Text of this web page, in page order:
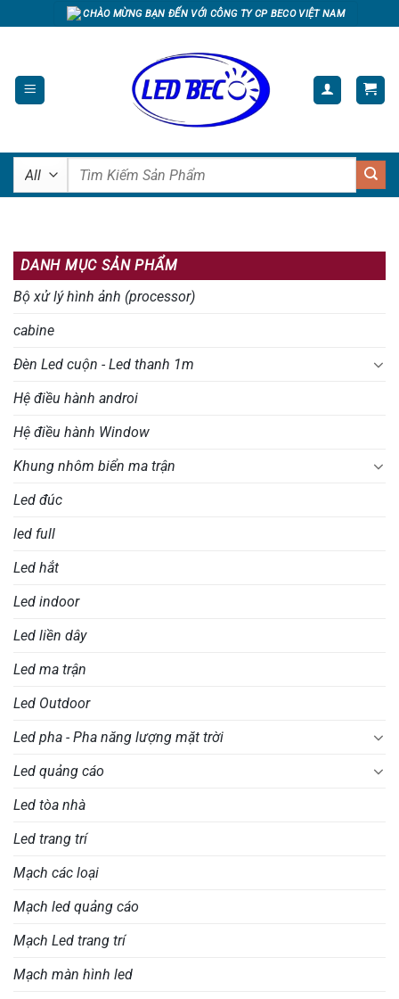
to
CHÀO MỪNG BẠN ĐẾN VỚI CÔNG TY CP BECO VIỆT NAM
kiếm:
DANH MỤC SẢN PHẨM
Bộ xử lý hình ảnh (processor)
cabine
Đèn Led cuộn - Led thanh 1m
Hệ điều hành androi
Hệ điều hành Window
Khung nhôm biển ma trận
Led đúc
led full
Led hắt
Led indoor
Led liền dây
Led ma trận
Led Outdoor
Led pha - Pha năng lượng mặt trời
Led quảng cáo
Led tòa nhà
Led trang trí
Mạch các loại
Mạch led quảng cáo
Mạch Led trang trí
Mạch màn hình led